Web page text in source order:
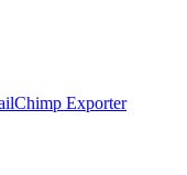
Exporter